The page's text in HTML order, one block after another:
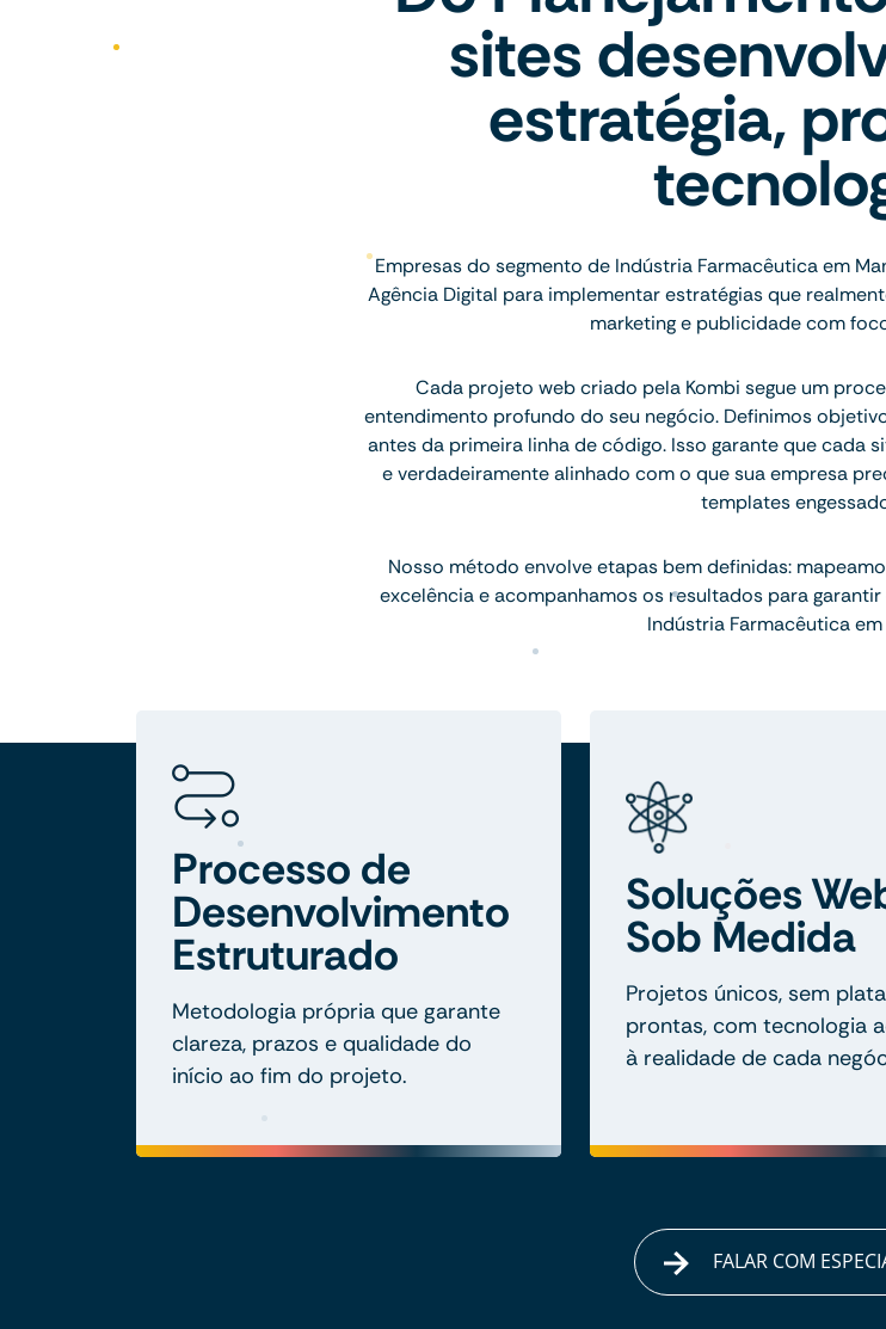
sites
estratégia,
Empresas do segmento de Indústria Farmacêutica em
Agência Digital para implementar estratégias que
marketing e publicidade com
Cada projeto web criado pela Kombi segue um
entendimento profundo do seu negócio. Definimos
antes da primeira linha de código. Isso garante que cada
e verdadeiramente alinhado com o que sua empresa
templates
Nosso método envolve etapas bem definidas:
excelência e acompanhamos os resultados para
Indústria Farmacêutica em
Processo de
Desenvolvimento
Estruturado
Metodologia própria que garante
clareza, prazos e qualidade do
início ao fim do projeto.
Soluções
Sob Medida
Projetos únicos, sem
prontas, com tecnologia
à realidade de cada
FALAR COM